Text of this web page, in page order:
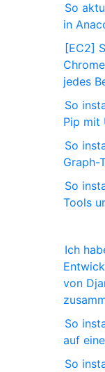
So
in
[EC2]
jedes
So
Pip mit
So
Graph-
So
Tools
Ich
von
So
auf
So